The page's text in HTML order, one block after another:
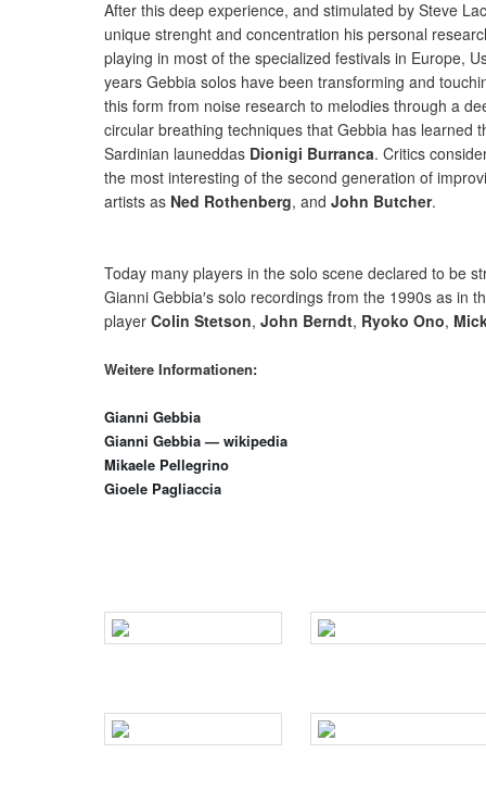
After this deep experience, and stimulated by Steve
unique strenght and concentration his personal
playing in most of the specialized festivals in Europe,
years Gebbia solos have been transforming and
this form from noise research to melodies through a
circular breathing techniques that Gebbia has learned
Sardinian launeddas Dionigi Burranca. Critics
the most interesting of the second generation of
artists as Ned Rothenberg, and John Butcher.
Today many players in the solo scene declared to be
Gianni Gebbia′s solo recordings from the 1990s as in
player Colin Stetson, John Berndt, Ryoko Ono,
Weitere Informationen:
Gianni Gebbia
Gianni Gebbia — wikipedia
Mikaele Pellegrino
Gioele Pagliaccia